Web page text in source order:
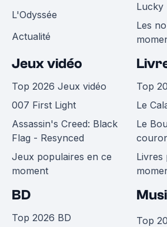
L'Odyssée
Actualité
Lucky
Les
Jeux vidéo
Top 2026 Jeux vidéo
007 First Light
Assassin's Creed: Black
Flag - Resynced
Jeux populaires en ce
moment
Top
Le
Le
Livres
BD
Top 2026 BD
Top